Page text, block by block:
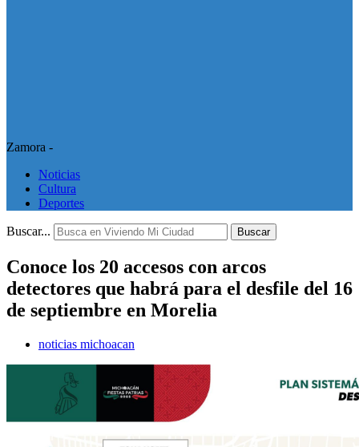
Zamora -
Noticias
Cultura
Deportes
Buscar... Buscar
Conoce los 20 accesos con arcos
detectores que habrá para el desfile del 16
de septiembre en Morelia
noticias michoacan